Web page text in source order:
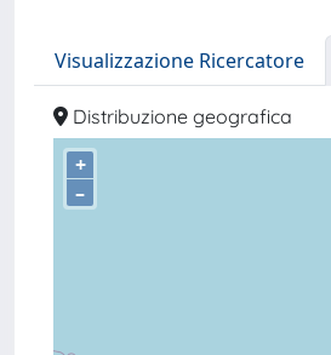
Visualizzazione Ricercatore
Distribuzione geografica
+
–